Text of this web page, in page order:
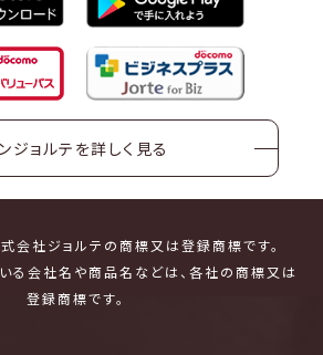
ジョルテを詳しく見る
式会社ジョルテの商標又は登録商標です。
る会社名や商品名などは、各社の商標又は
登録商標です。